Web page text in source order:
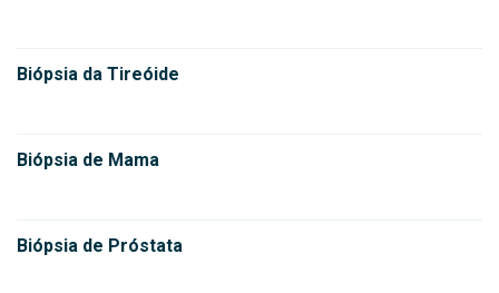
Biópsia da Tireóide
Biópsia de Mama
Biópsia de Próstata